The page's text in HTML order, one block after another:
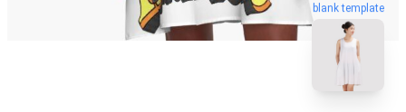
blank template